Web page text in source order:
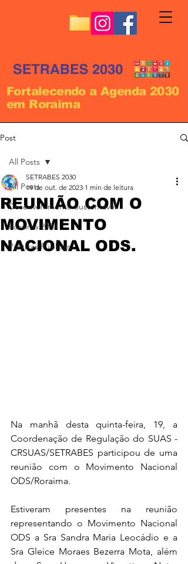
Fortalecendo a Agenda 2030
em Roraima
Post
All Posts
Desenvolvimento Sustentável
Roraima 2030
Políticas Públicas
All Posts
REUNIÃO COM O
MOVIMENTO
NACIONAL ODS.
SETRABES 2030
19 de out. de 2023 1 min de leitura
Na manhã desta quinta-feira, 19, a
Coordenação de Regulação do SUAS -
CRSUAS/SETRABES participou de uma
reunião com o Movimento Nacional
ODS/Roraima.
Estiveram presentes na reunião
representando o Movimento Nacional
ODS a Sra Sandra Maria Leocádio e a
Sra Gleice Moraes Bezerra Mota, além